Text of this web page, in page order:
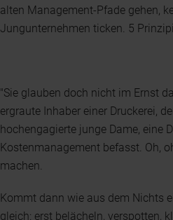
alten Management-Pfade gehen,
Jungunternehmen ticken. 5
"Sie glauben doch nicht im Ernst
ergraute Inhaber einer Druckerei,
hochengagierte junge Dame, eine
Kostenmanagement befasst. Oh,
machen.
Kommt dann wie aus dem Nichts
gleich: erst belächeln, verspotten,